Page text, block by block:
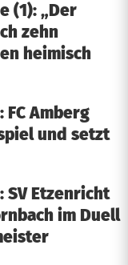
(1): „Der
zehn
heimisch
Amberg
und setzt
SV Etzenricht
im Duell